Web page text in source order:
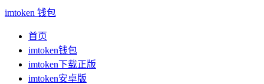
imtoken 钱包
首页
imtoken钱包
imtoken下载正版
imtoken安卓版